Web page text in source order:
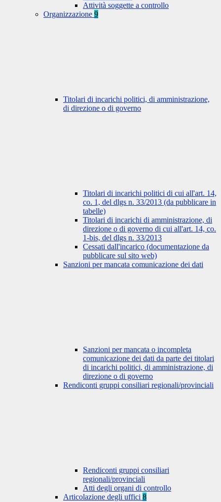
Attività soggette a controllo
Organizzazione 9
Titolari di incarichi politici, di amministrazione,
di direzione o di governo
Titolari di incarichi politici di cui all'art. 14,
co. 1, del dlgs n. 33/2013 (da pubblicare in
tabelle)
Titolari di incarichi di amministrazione, di
direzione o di governo di cui all'art. 14, co.
1-bis, del dlgs n. 33/2013
Cessati dall'incarico (documentazione da
pubblicare sul sito web)
Sanzioni per mancata comunicazione dei dati
Sanzioni per mancata o incompleta
comunicazione dei dati da parte dei titolari
di incarichi politici, di amministrazione, di
direzione o di governo
Rendiconti gruppi consiliari regionali/provinciali
Rendiconti gruppi consiliari
regionali/provinciali
Atti degli organi di controllo
Articolazione degli uffici 8